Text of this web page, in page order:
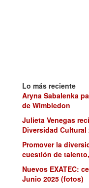
Lo más reciente
Aryna Sabalenka
de Wimbledon
Julieta Venegas
Diversidad Cultural
Promover la
cuestión de
Nuevos EXATEC:
Junio 2025 (fotos)